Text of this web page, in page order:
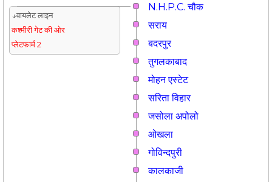
N.H.P.C. चौक
↓वायलेट लाइन
कश्मीरी गेट की ओर
प्लेटफार्म 2
सराय
बदरपुर
तुगलकाबाद
मोहन एस्टेट
सरिता विहार
जसोला अपोलो
ओखला
गोविन्दपुरी
कालकाजी